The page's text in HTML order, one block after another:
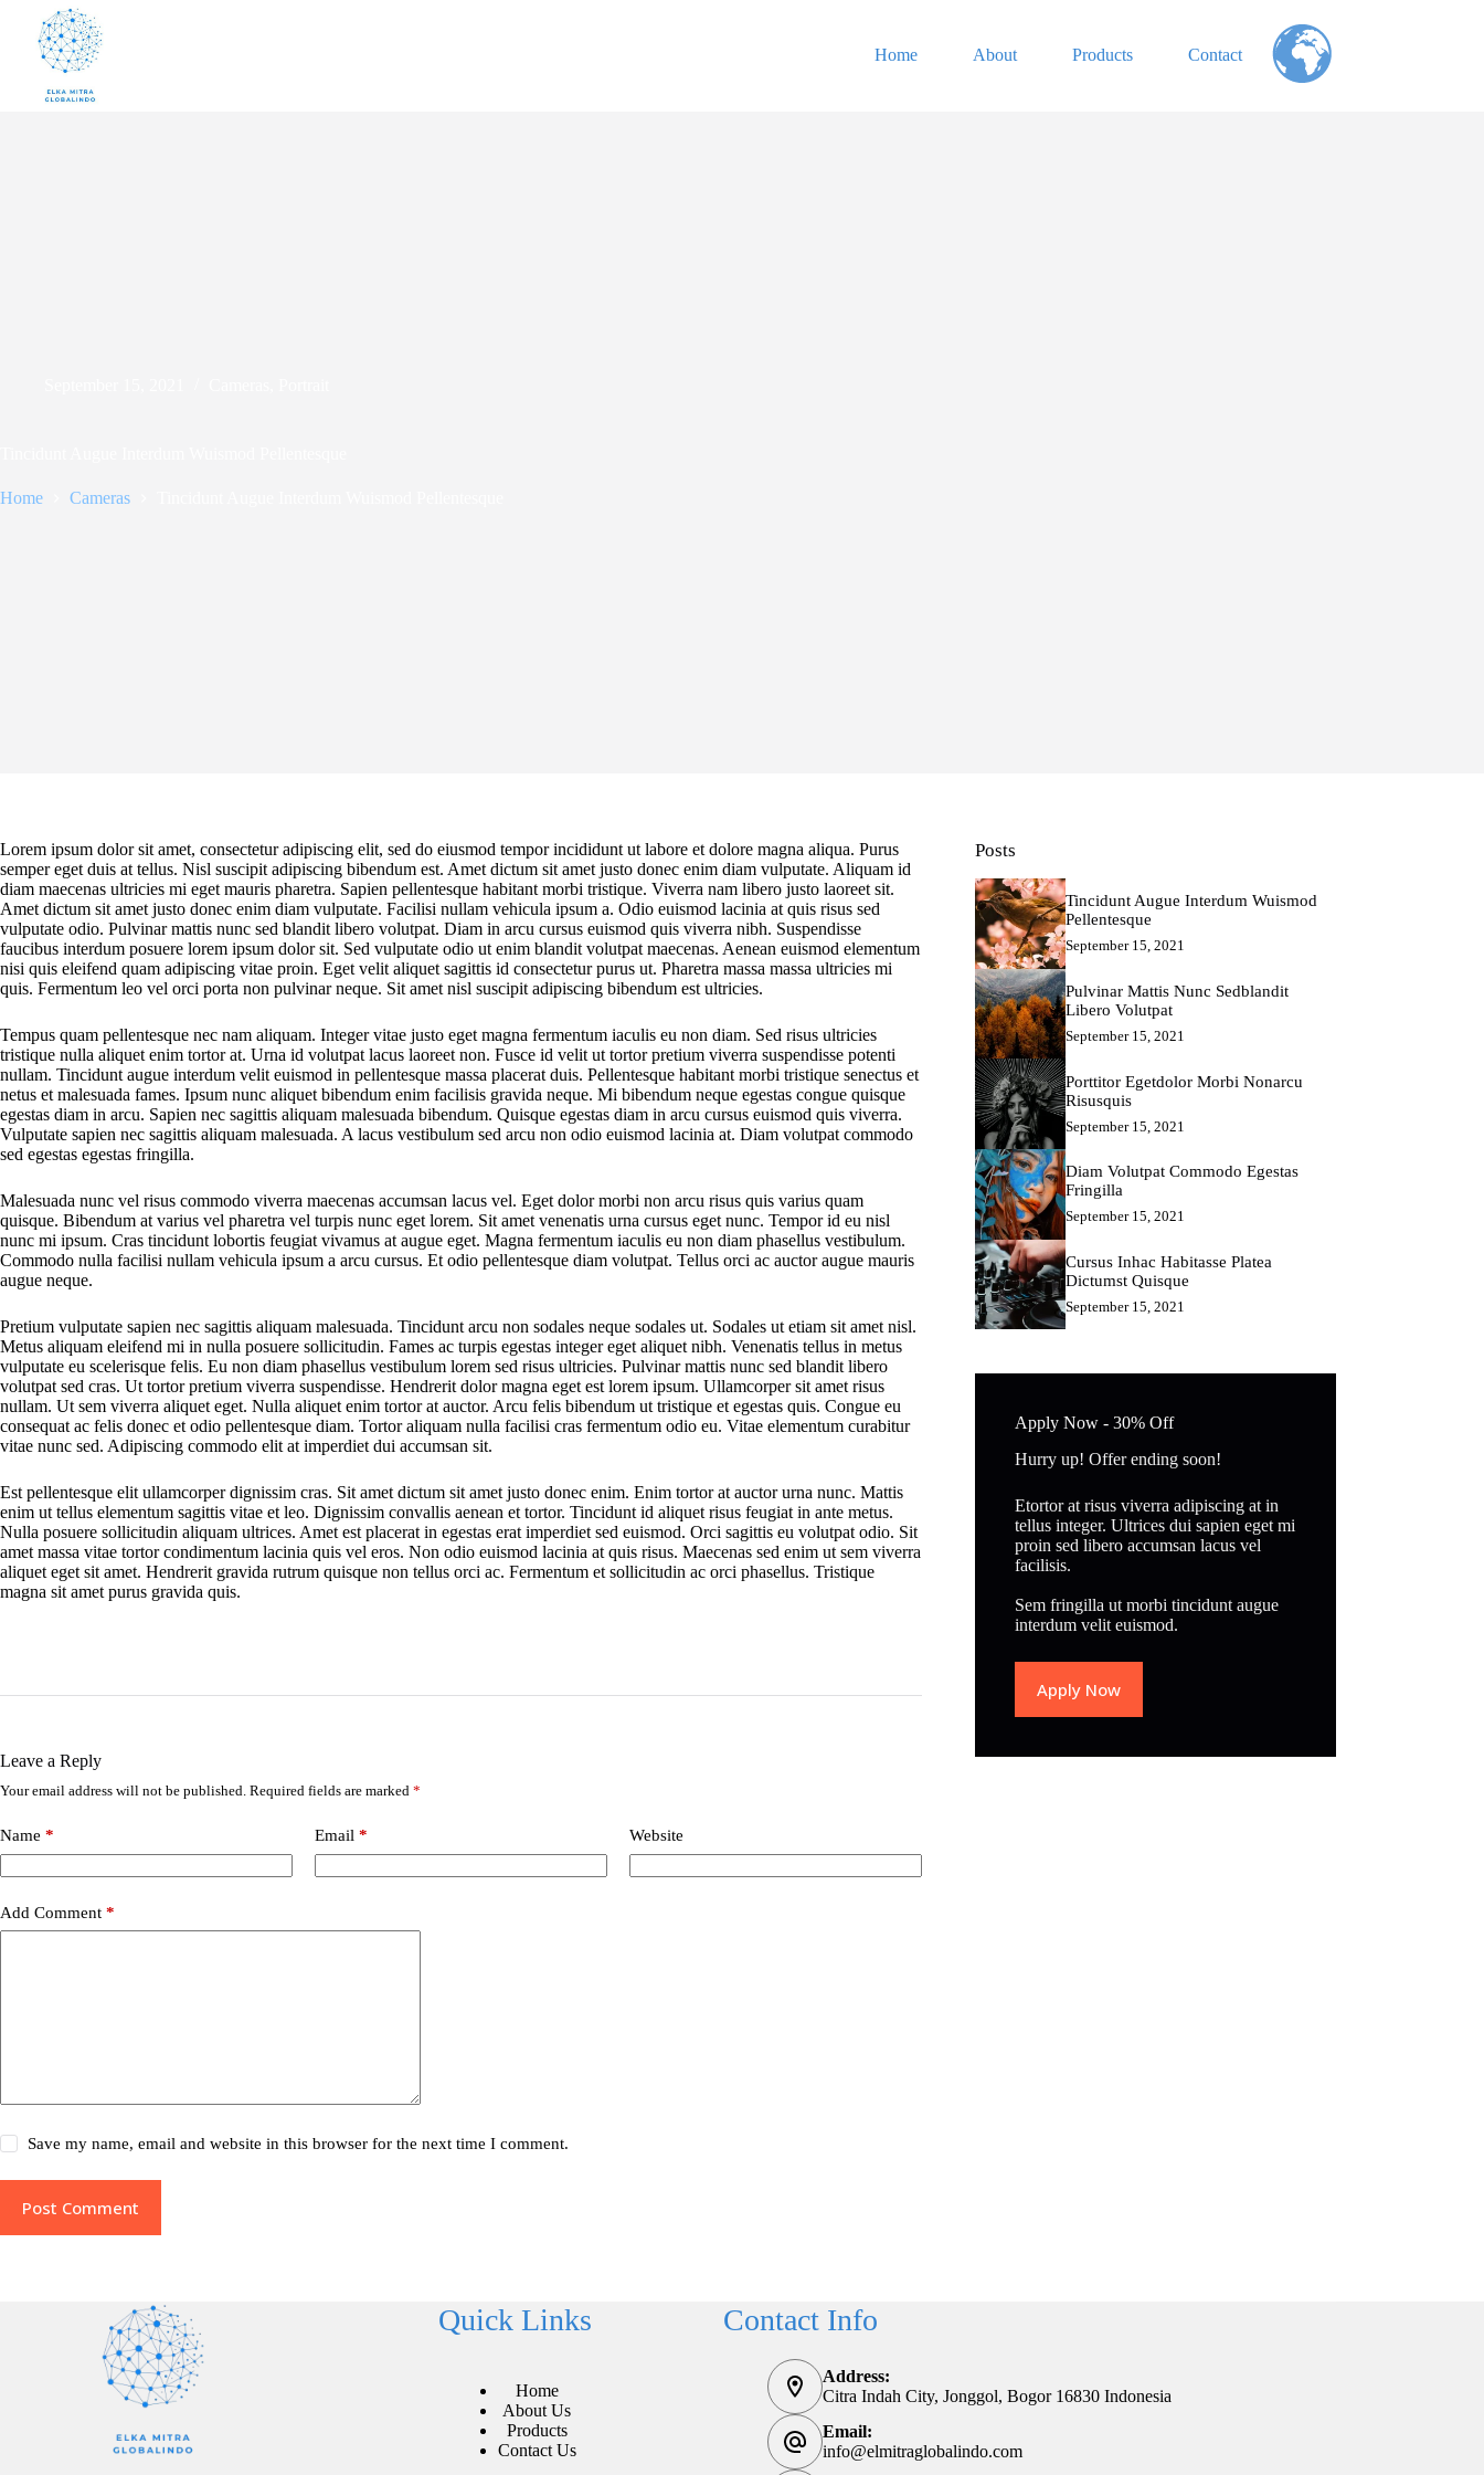
Home About Products Contact
Home Cameras
Lorem ipsum dolor sit amet, consectetur adipiscing elit, sed do eiusmod tempor incididunt ut labore et dolore magna aliqua. Purus
semper eget duis at tellus. Nisl suscipit adipiscing bibendum est. Amet dictum sit amet justo donec enim diam vulputate. Aliquam id
diam maecenas ultricies mi eget mauris pharetra. Sapien pellentesque habitant morbi tristique. Viverra nam libero justo laoreet sit.
Amet dictum sit amet justo donec enim diam vulputate. Facilisi nullam vehicula ipsum a. Odio euismod lacinia at quis risus sed
vulputate odio. Pulvinar mattis nunc sed blandit libero volutpat. Diam in arcu cursus euismod quis viverra nibh. Suspendisse
faucibus interdum posuere lorem ipsum dolor sit. Sed vulputate odio ut enim blandit volutpat maecenas. Aenean euismod elementum
nisi quis eleifend quam adipiscing vitae proin. Eget velit aliquet sagittis id consectetur purus ut. Pharetra massa massa ultricies mi
quis. Fermentum leo vel orci porta non pulvinar neque. Sit amet nisl suscipit adipiscing bibendum est ultricies.
Tempus quam pellentesque nec nam aliquam. Integer vitae justo eget magna fermentum iaculis eu non diam. Sed risus ultricies
tristique nulla aliquet enim tortor at. Urna id volutpat lacus laoreet non. Fusce id velit ut tortor pretium viverra suspendisse potenti
nullam. Tincidunt augue interdum velit euismod in pellentesque massa placerat duis. Pellentesque habitant morbi tristique senectus et
netus et malesuada fames. Ipsum nunc aliquet bibendum enim facilisis gravida neque. Mi bibendum neque egestas congue quisque
egestas diam in arcu. Sapien nec sagittis aliquam malesuada bibendum. Quisque egestas diam in arcu cursus euismod quis viverra.
Vulputate sapien nec sagittis aliquam malesuada. A lacus vestibulum sed arcu non odio euismod lacinia at. Diam volutpat commodo
sed egestas egestas fringilla.
Malesuada nunc vel risus commodo viverra maecenas accumsan lacus vel. Eget dolor morbi non arcu risus quis varius quam
quisque. Bibendum at varius vel pharetra vel turpis nunc eget lorem. Sit amet venenatis urna cursus eget nunc. Tempor id eu nisl
nunc mi ipsum. Cras tincidunt lobortis feugiat vivamus at augue eget. Magna fermentum iaculis eu non diam phasellus vestibulum.
Commodo nulla facilisi nullam vehicula ipsum a arcu cursus. Et odio pellentesque diam volutpat. Tellus orci ac auctor augue mauris
augue neque.
Pretium vulputate sapien nec sagittis aliquam malesuada. Tincidunt arcu non sodales neque sodales ut. Sodales ut etiam sit amet nisl.
Metus aliquam eleifend mi in nulla posuere sollicitudin. Fames ac turpis egestas integer eget aliquet nibh. Venenatis tellus in metus
vulputate eu scelerisque felis. Eu non diam phasellus vestibulum lorem sed risus ultricies. Pulvinar mattis nunc sed blandit libero
volutpat sed cras. Ut tortor pretium viverra suspendisse. Hendrerit dolor magna eget est lorem ipsum. Ullamcorper sit amet risus
nullam. Ut sem viverra aliquet eget. Nulla aliquet enim tortor at auctor. Arcu felis bibendum ut tristique et egestas quis. Congue eu
consequat ac felis donec et odio pellentesque diam. Tortor aliquam nulla facilisi cras fermentum odio eu. Vitae elementum curabitur
vitae nunc sed. Adipiscing commodo elit at imperdiet dui accumsan sit.
Est pellentesque elit ullamcorper dignissim cras. Sit amet dictum sit amet justo donec enim. Enim tortor at auctor urna nunc. Mattis
enim ut tellus elementum sagittis vitae et leo. Dignissim convallis aenean et tortor. Tincidunt id aliquet risus feugiat in ante metus.
Nulla posuere sollicitudin aliquam ultrices. Amet est placerat in egestas erat imperdiet sed euismod. Orci sagittis eu volutpat odio. Sit
amet massa vitae tortor condimentum lacinia quis vel eros. Non odio euismod lacinia at quis risus. Maecenas sed enim ut sem viverra
aliquet eget sit amet. Hendrerit gravida rutrum quisque non tellus orci ac. Fermentum et sollicitudin ac orci phasellus. Tristique
magna sit amet purus gravida quis.
Leave a Reply
Your email address will not be published. Required fields are marked *
Name * Email * Website
Add Comment *
Save my name, email and website in this browser for the next time I comment.
Post Comment
Posts
Tincidunt Augue Interdum Wuismod
Pellentesque
September 15, 2021
Pulvinar Mattis Nunc Sedblandit
Libero Volutpat
September 15, 2021
Porttitor Egetdolor Morbi Nonarcu
Risusquis
September 15, 2021
Diam Volutpat Commodo Egestas
Fringilla
September 15, 2021
Cursus Inhac Habitasse Platea
Dictumst Quisque
September 15, 2021
Apply Now - 30% Off
Hurry up! Offer ending soon!
Etortor at risus viverra adipiscing at in
tellus integer. Ultrices dui sapien eget mi
proin sed libero accumsan lacus vel
facilisis.
Sem fringilla ut morbi tincidunt augue
interdum velit euismod.
Apply Now
Quick Links
Home
About Us
Products
Contact Us
Contact Info
Address:
Citra Indah City, Jonggol, Bogor 16830 Indonesia
Email:
info@elmitraglobalindo.com